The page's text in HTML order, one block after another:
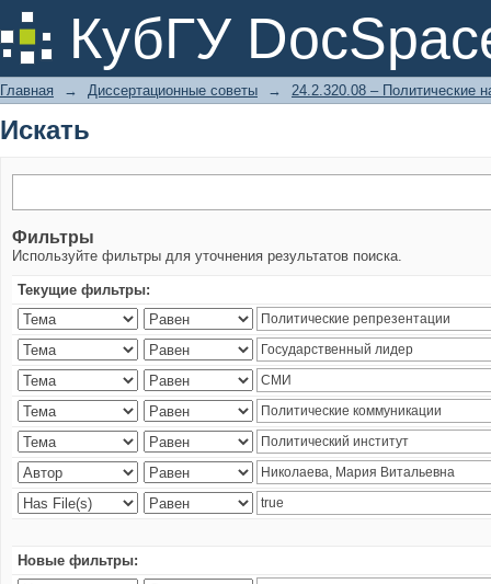
КубГУ
Искать
Главная → Диссертационные советы → 24.2.320.08 – Политические
Искать
Фильтры
Используйте фильтры для уточнения результатов поиска.
Текущие фильтры:
Новые фильтры: